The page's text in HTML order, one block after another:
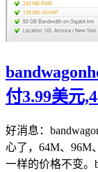
付3.99美元
好消息：
心了，64M、96M
一样的价格不变。